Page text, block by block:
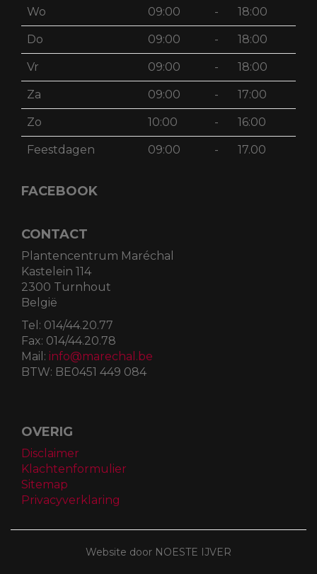
Wo 09:00 - 18:00
Do 09:00 - 18:00
Vr 09:00 - 18:00
Za 09:00 - 17:00
Zo 10:00 - 16:00
Feestdagen 09:00 - 17.00
FACEBOOK
CONTACT
Plantencentrum Maréchal
Kastelein 114
2300 Turnhout
België
Tel: 014/44.20.77
Fax: 014/44.20.78
Mail: info@marechal.be
BTW: BE0451 449 084
OVERIG
Disclaimer
Klachtenformulier
Sitemap
Privacyverklaring
Website door NOESTE IJVER